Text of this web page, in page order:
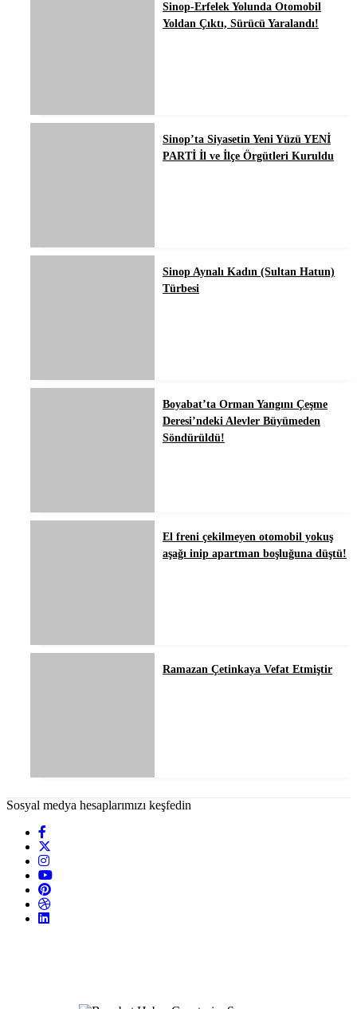
Sinop-Erfelek Yolunda Otomobil
Yoldan Çıktı, Sürücü Yaralandı!
Sinop’ta Siyasetin Yeni Yüzü YENİ
PARTİ İl ve İlçe Örgütleri Kuruldu
Sinop Aynalı Kadın (Sultan Hatun)
Türbesi
Boyabat’ta Orman Yangını Çeşme
Deresi’ndeki Alevler Büyümeden
Söndürüldü!
El freni çekilmeyen otomobil yokuş
aşağı inip apartman boşluğuna düştü!
Ramazan Çetinkaya Vefat Etmiştir
Sosyal medya hesaplarımızı keşfedin